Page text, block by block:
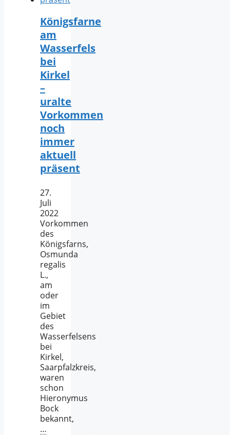
Königsfarne
am
Wasserfels
bei
Kirkel
–
uralte
Vorkommen
noch
immer
aktuell
präsent
27.
Juli
2022
Vorkommen
des
Königsfarns,
Osmunda
regalis
L.,
am
oder
im
Gebiet
des
Wasserfelsens
bei
Kirkel,
Saarpfalzkreis,
waren
schon
Hieronymus
Bock
bekannt,
…